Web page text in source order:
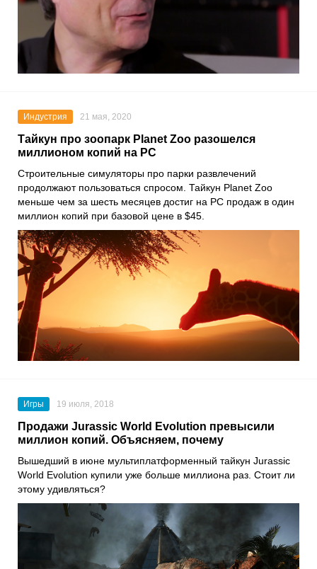
Индустрия 21 мая, 2020
Тайкун про зоопарк Planet Zoo разошелся
миллионом копий на PC
Строительные симуляторы про парки развлечений
продолжают пользоваться спросом. Тайкун Planet Zoo
меньше чем за шесть месяцев достиг на PC продаж в один
миллион копий при базовой цене в $45.
Игры 19 июля, 2018
Продажи Jurassic World Evolution превысили
миллион копий. Объясняем, почему
Вышедший в июне мультиплатформенный тайкун Jurassic
World Evolution купили уже больше миллиона раз. Стоит ли
этому удивляться?